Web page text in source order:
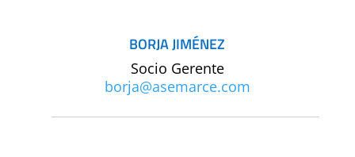
BORJA JIMÉNEZ
Socio Gerente
borja@asemarce.com